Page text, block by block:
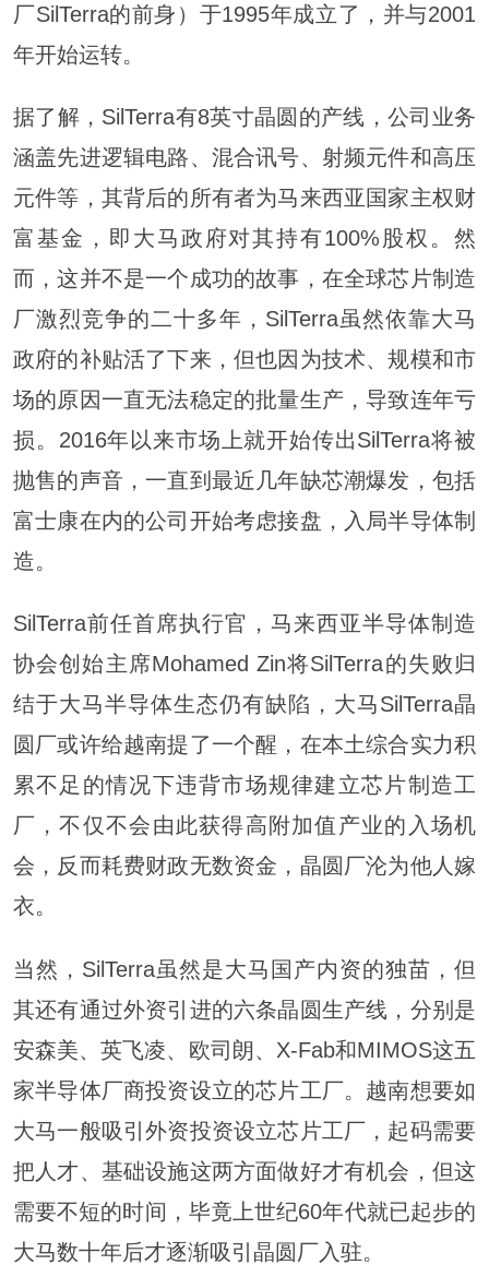
厂SilTerra的前身）于1995年成立了，并与2001
年开始运转。
据了解，SilTerra有8英寸晶圆的产线，公司业务
涵盖先进逻辑电路、混合讯号、射频元件和高压
元件等，其背后的所有者为马来西亚国家主权财
富基金，即大马政府对其持有100%股权。然
而，这并不是一个成功的故事，在全球芯片制造
厂激烈竞争的二十多年，SilTerra虽然依靠大马
政府的补贴活了下来，但也因为技术、规模和市
场的原因一直无法稳定的批量生产，导致连年亏
损。2016年以来市场上就开始传出SilTerra将被
抛售的声音，一直到最近几年缺芯潮爆发，包括
富士康在内的公司开始考虑接盘，入局半导体制
造。
SilTerra前任首席执行官，马来西亚半导体制造
协会创始主席Mohamed Zin将SilTerra的失败归
结于大马半导体生态仍有缺陷，大马SilTerra晶
圆厂或许给越南提了一个醒，在本土综合实力积
累不足的情况下违背市场规律建立芯片制造工
厂，不仅不会由此获得高附加值产业的入场机
会，反而耗费财政无数资金，晶圆厂沦为他人嫁
衣。
当然，SilTerra虽然是大马国产内资的独苗，但
其还有通过外资引进的六条晶圆生产线，分别是
安森美、英飞凌、欧司朗、X-Fab和MIMOS这五
家半导体厂商投资设立的芯片工厂。越南想要如
大马一般吸引外资投资设立芯片工厂，起码需要
把人才、基础设施这两方面做好才有机会，但这
需要不短的时间，毕竟上世纪60年代就已起步的
大马数十年后才逐渐吸引晶圆厂入驻。